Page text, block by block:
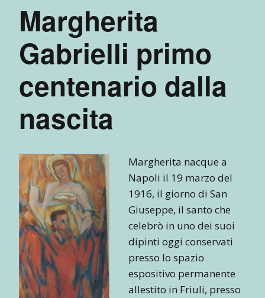
Margherita
Gabrielli primo
centenario dalla
nascita
Margherita nacque a
Napoli il 19 marzo del
1916, il giorno di San
Giuseppe, il santo che
celebrò in uno dei suoi
dipinti oggi conservati
presso lo spazio
espositivo permanente
allestito in Friuli, presso